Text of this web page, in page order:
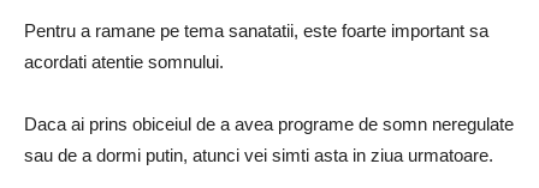
Pentru a ramane pe tema sanatatii, este foarte important sa
acordati atentie somnului.
Daca ai prins obiceiul de a avea programe de somn neregulate
sau de a dormi putin, atunci vei simti asta in ziua urmatoare.